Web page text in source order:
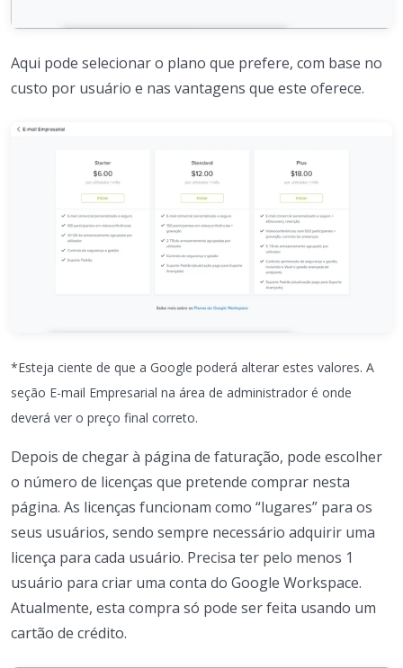
Aqui pode selecionar o plano que prefere, com base no
custo por usuário e nas vantagens que este oferece.
*Esteja ciente de que a Google poderá alterar estes valores. A
seção E-mail Empresarial na área de administrador é onde
deverá ver o preço final correto.
Depois de chegar à página de faturação, pode escolher
o número de licenças que pretende comprar nesta
página. As licenças funcionam como “lugares” para os
seus usuários, sendo sempre necessário adquirir uma
licença para cada usuário. Precisa ter pelo menos 1
usuário para criar uma conta do Google Workspace.
Atualmente, esta compra só pode ser feita usando um
cartão de crédito.